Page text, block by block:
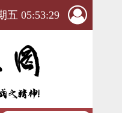
五 05:53:30